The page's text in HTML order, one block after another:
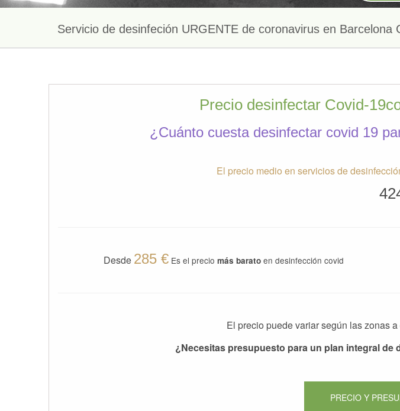
Servicio de desinfeción URGENTE de coronavirus en Barcelona
Precio desinfectar Covid-
¿Cuánto cuesta desinfectar covid 19
El precio medio en servicios de
Desde 285 € Es el precio más baratoen desinfección covid
El precio puede variar según las zonas
¿Necesitas presupuesto para un plan integral
PRECIO Y